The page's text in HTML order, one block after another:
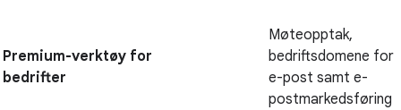
Premium-verktøy for
bedrifter
Møteopptak,
bedriftsdomene for
e-post samt e-
postmarkedsføring